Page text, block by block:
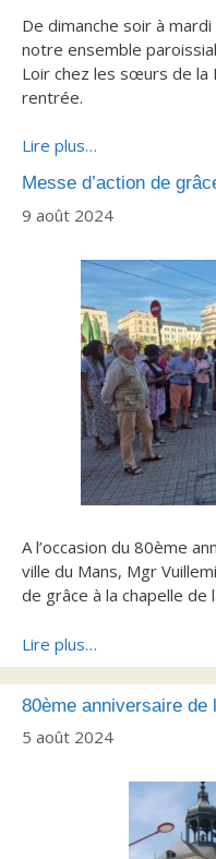
De dimanche soir à
notre ensemble
Loir chez les sœurs de la
rentrée.
Lire plus…
Messe d’action de
9 août 2024
A l’occasion du 80ème
ville du Mans, Mgr
de grâce à la chapelle de
Lire plus…
80ème anniversaire de
5 août 2024